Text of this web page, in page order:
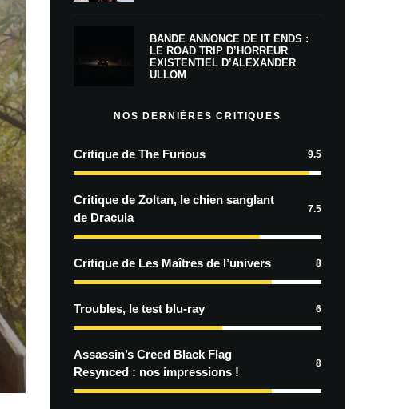
BANDE ANNONCE DE IT ENDS :
LE ROAD TRIP D’HORREUR
EXISTENTIEL D’ALEXANDER
ULLOM
NOS DERNIÈRES CRITIQUES
Critique de The Furious 9.5
Critique de Zoltan, le chien sanglant
de Dracula
7.5
Critique de Les Maîtres de l’univers 8
Troubles, le test blu-ray 6
Assassin’s Creed Black Flag
Resynced : nos impressions !
8